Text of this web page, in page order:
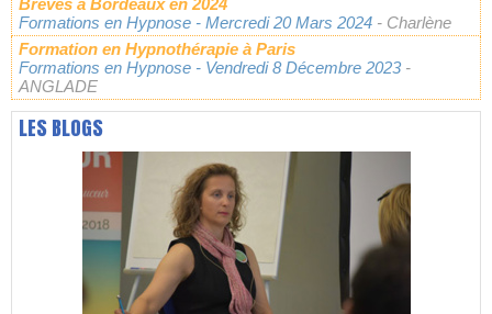
Brèves à Bordeaux en 2024
Formations en Hypnose - Mercredi 20 Mars 2024 - Charlène
Formation en Hypnothérapie à Paris
Formations en Hypnose - Vendredi 8 Décembre 2023 -
ANGLADE
LES BLOGS